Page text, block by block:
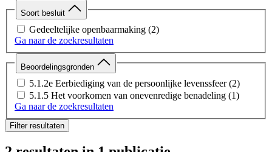
Soort besluit
Gedeeltelijke openbaarmaking (2)
Ga naar de zoekresultaten
Beoordelingsgronden
5.1.2e Eerbiediging van de persoonlijke levenssfeer (2)
5.1.5 Het voorkomen van onevenredige benadeling (1)
Ga naar de zoekresultaten
Filter resultaten